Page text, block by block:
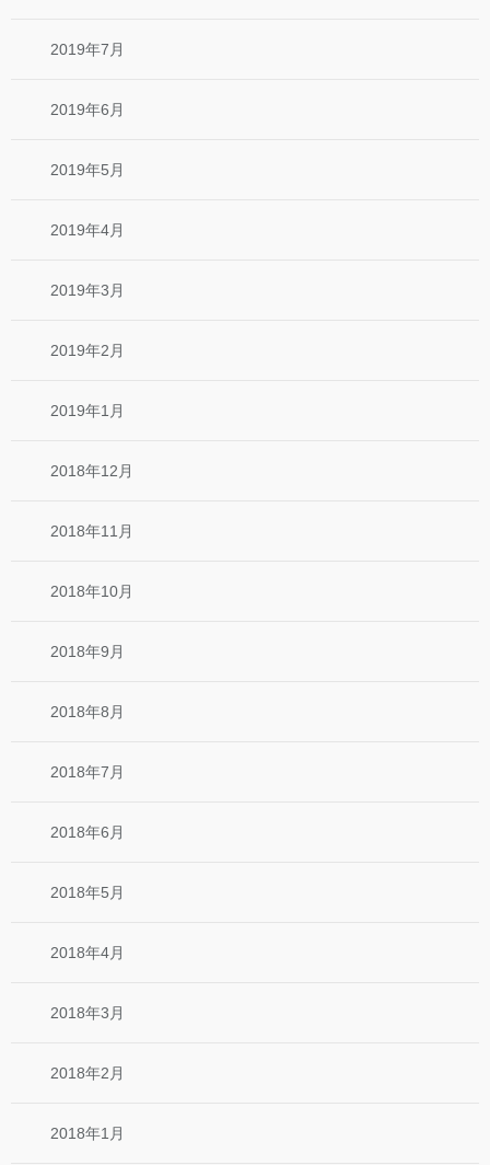
2019年7月
2019年6月
2019年5月
2019年4月
2019年3月
2019年2月
2019年1月
2018年12月
2018年11月
2018年10月
2018年9月
2018年8月
2018年7月
2018年6月
2018年5月
2018年4月
2018年3月
2018年2月
2018年1月